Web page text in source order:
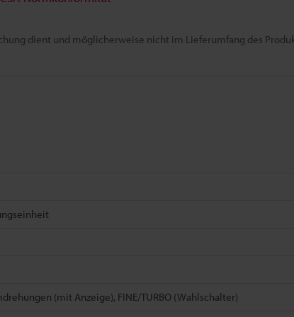
dient und möglicherweise nicht im Lieferumfang des
(mit Anzeige), FINE/TURBO (Wahlschalter)